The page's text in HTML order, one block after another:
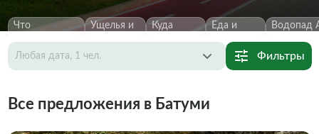
Что
посмотреть 2
Ущелья и
каньоны 2
Куда
сходить 2
Еда и
напитки 1
Водопад
Любая дата, 1 чел.
Фильтры
Все предложения в Батуми